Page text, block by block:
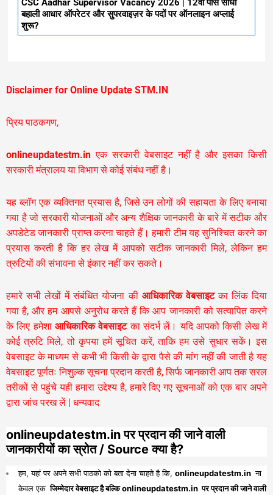
CSC Aadhar Supervisor Vacancy 2026 | 12वी पास सीधी
बहाली आधार ऑपरेटर और सुपरवाइज़र के पदों पर ऑनलाइन अप्लाई
शुरू?
Disclaimer for Online Update STM.IN
प्रिय पाठकगण,
onlineupdatestm.in एक सरकारी वेबसाइट नहीं है और इसका किसी
सरकारी मंत्रालय या विभाग से कोई संबंध नहीं है।
यह ब्लॉग एक व्यक्तिगत प्रयास है, जिसे उन लोगों की सहायता के लिए बनाया
गया है जो सरकारी योजनाओं और अन्य शैक्षिक जानकारी के बारे में सटीक और
अपडेटेड जानकारी प्राप्त करना चाहते हैं। हमारी टीम यह सुनिश्चित करने का
प्रयास करती है कि हर लेख में आपको सटीक जानकारी मिले, लेकिन हम
त्रुटियों की संभावना से इंकार नहीं कर सकते।
हमारे सभी लेखों में संबंधित योजना की आधिकारिक वेबसाइटका लिंक दिया
गया है, और हम आपसे अनुरोध करते हैं कि आप जानकारी को सत्यापित करने
के लिए हमेशा आधिकारिक वेबसाइटका संदर्भ लें। यदि आपको किसी लेख में
कोई त्रुटि मिले, तो कृपया हमें सूचित करें, ताकि हम उसे सुधार सकें। इस
वेबसाइट के माध्यम से कभी भी किसी के द्वारा पैसे की मांग नहीं की जाती है यह
वेबसाइट पूर्णतः निशुल्क सूचना प्रदान करती है,सिर्फ जानकारी आप तक सरल
तरीकों से पहुंचे यही हमारा उद्देश्य है, हमारे दिए गए सूचनाओं को एक बार अपने
द्वारा जांच परख लें | धन्यवाद
onlineupdatestm.in पर प्रदान की जाने वाली
जानकारीयों का स्रोत / Source क्या है?
हम, यहां पर अपने सभी पाठको को बता देना चाहते है कि, onlineupdatestm.in ना
केवल एक जिम्मेदार वेबसाइट है बल्कि onlineupdatestm.in पर प्रदान की जाने वाली